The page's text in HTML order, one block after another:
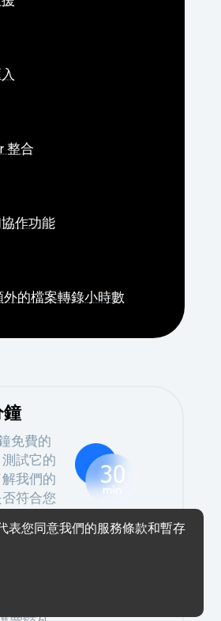
整合
作功能
外的檔案轉錄小時數
免費的
試它的
我們的
符合您
時間
表您同意我們的服務條款和暫存